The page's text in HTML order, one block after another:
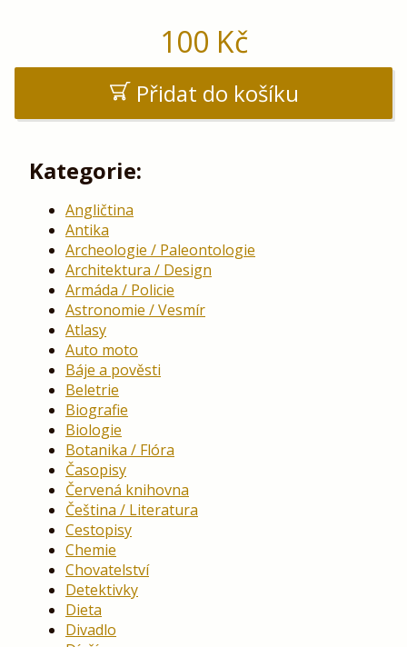
100 Kč
Přidat do košíku
Kategorie:
Angličtina
Antika
Archeologie / Paleontologie
Architektura / Design
Armáda / Policie
Astronomie / Vesmír
Atlasy
Auto moto
Báje a pověsti
Beletrie
Biografie
Biologie
Botanika / Flóra
Časopisy
Červená knihovna
Čeština / Literatura
Cestopisy
Chemie
Chovatelství
Detektivky
Dieta
Divadlo